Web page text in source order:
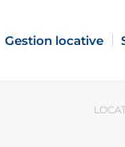
Gestion locative